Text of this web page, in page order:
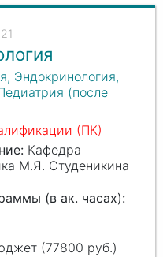
(после
(ПК)
Кафедра
М.Я. Студеникина
(в ак. часах):
(77800 руб.)